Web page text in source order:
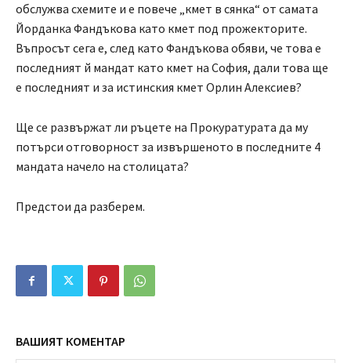
обслужва схемите и е повече „кмет в сянка“ от самата
Йорданка Фандъкова като кмет под прожекторите.
Въпросът сега е, след като Фандъкова обяви, че това е
последният й мандат като кмет на София, дали това ще
е последният и за истинския кмет Орлин Алексиев?
Ще се развържат ли ръцете на Прокуратурата да му
потърси отговорност за извършеното в последните 4
мандата начело на столицата?
Предстои да разберем.
ВАШИЯТ КОМЕНТАР